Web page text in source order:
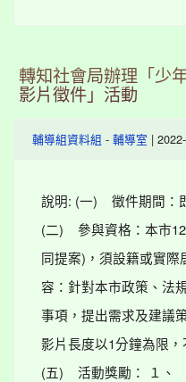
轉知社會局辦理「少
影片徵件」活動
輔導組資料組 - 輔導室 |
說明: (一) 徵件期間：
(二) 參與資格：本市
同提案)，須設籍或實
容：針對本市政策、法
事項，提出需求及建議
影片長度以1分鐘為限
(五) 活動獎勵： １、